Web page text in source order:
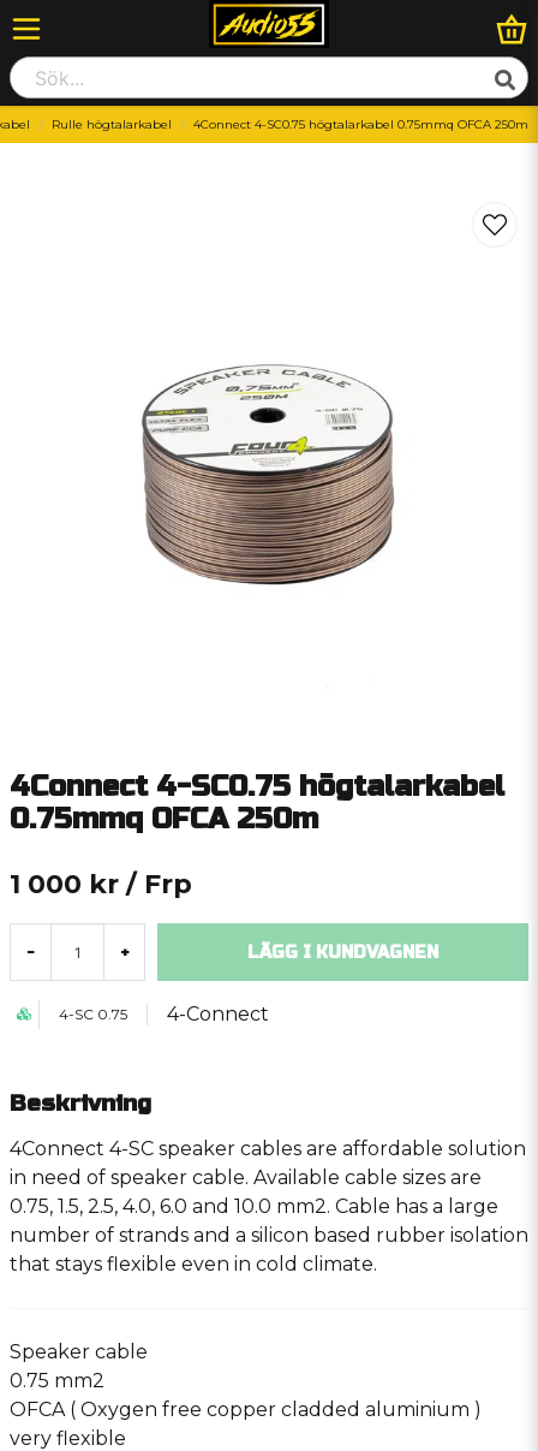
Rulle högtalarkabel 4Connect 4-SC0.75 högtalarkabel 0.75mmq OFCA 250m
4Connect 4-SC0.75 högtalarkabel
0.75mmq OFCA 250m
1 000 kr / Frp
- + LÄGG I KUNDVAGNEN
4-SC 0.75 4-Connect
Beskrivning
4Connect 4-SC speaker cables are affordable solution
in need of speaker cable. Available cable sizes are
0.75, 1.5, 2.5, 4.0, 6.0 and 10.0 mm2. Cable has a large
number of strands and a silicon based rubber isolation
that stays flexible even in cold climate.
Speaker cable
0.75 mm2
OFCA ( Oxygen free copper cladded aluminium )
very flexible